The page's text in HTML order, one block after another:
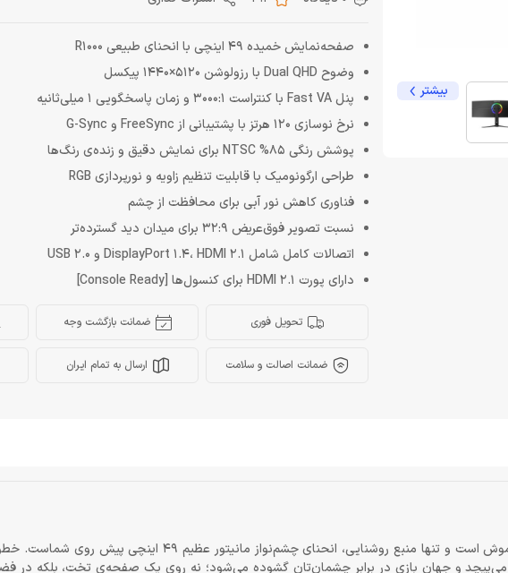
بیشتر
صفحه‌نمایش خمیده 49 اینچی با انحنای طبیعی R1000
وضوح Dual QHD با رزولوشن 5120×1440 پیکسل
پنل Fast VA با کنتراست 3000:1 و زمان پاسخگویی 1 میلی‌ثانیه
نرخ نوسازی 120 هرتز با پشتیبانی از FreeSync و G-Sync
پوشش رنگی 85% NTSC برای نمایش دقیق و زنده‌ی رنگ‌ها
طراحی ارگونومیک با قابلیت تنظیم زاویه و نورپردازی RGB
فناوری کاهش نور آبی برای محافظت از چشم
نسبت تصویر فوق‌عریض 32:9 برای میدان دید گسترده‌تر
اتصالات کامل شامل DisplayPort 1.4، HDMI 2.1 و USB 2.0
دارای پورت HDMI 2.1 برای کنسول‌ها [Console Ready]
تحویل فوری ضمانت بازگشت وجه
ضمانت اصالت و سلامت ارسال به تمام ایران
می‌پیچد و جهان بازی در برابر چشمان‌تان گشوده می‌شود؛ نه روی یک صفحه‌ی تخت، بلکه در